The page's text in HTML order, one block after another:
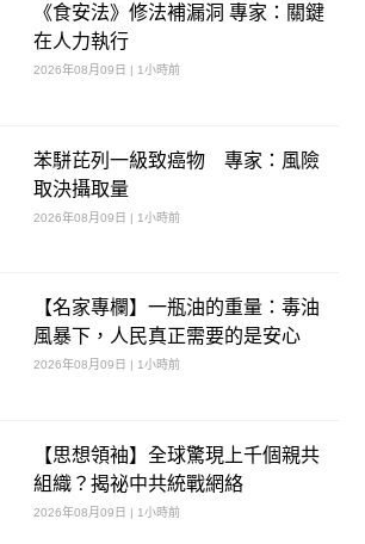
《食安法》修法補漏洞 專家：關鍵
在人力執行
2026年08月09日 | 1小時前
苯駢芘列一級致癌物 專家：風險
取決攝取量
2026年08月09日 | 1小時前
【名家專欄】一瓶油的重量：毒油
風暴下，人民真正需要的是安心
2026年08月09日 | 1小時前
【思想領袖】全球驚現上千個親共
組織？揭祕中共統戰網絡
2026年08月09日 | 1小時前